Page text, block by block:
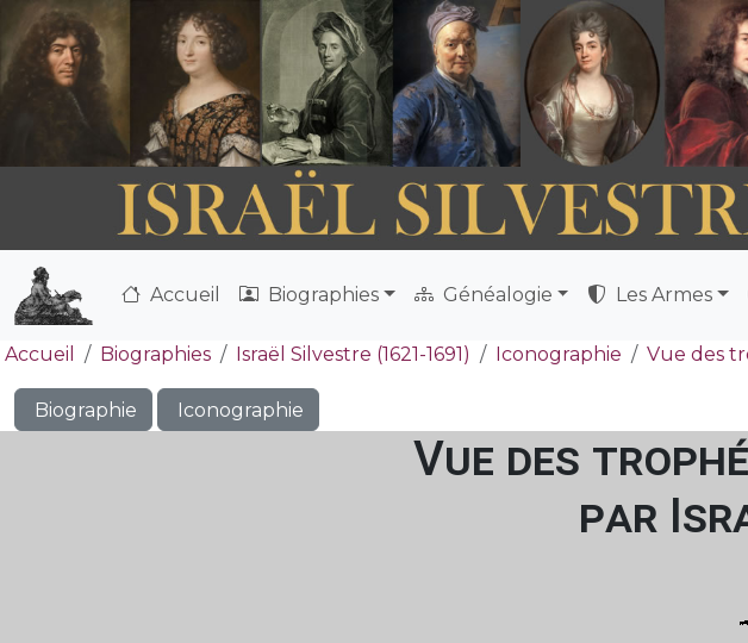
Accueil Biographies Généalogie Les Armes
Accueil Biographies Israël Silvestre (1621-1691) Iconographie Vue des
Biographie Iconographie
Vue des
par